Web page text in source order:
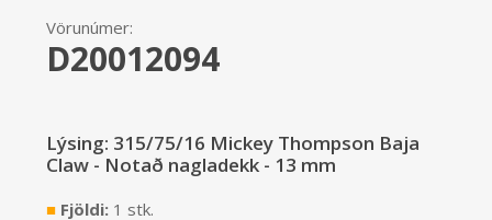
Vörunúmer:
D20012094
Lýsing: 315/75/16 Mickey Thompson Baja
Claw - Notað nagladekk - 13 mm
■Fjöldi: 1 stk.